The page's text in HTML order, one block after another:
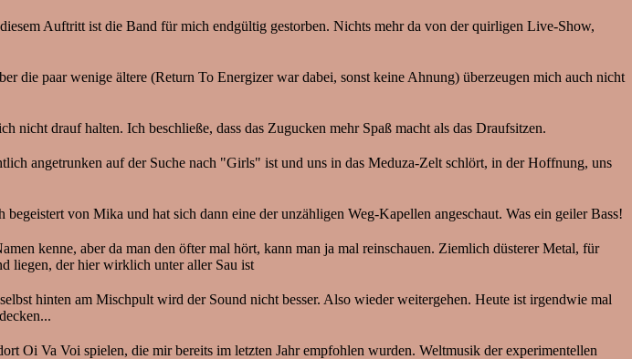
Auftritt ist die Band für mich endgültig gestorben. Nichts mehr da von der quirligen Live-Show,
paar wenige ältere (Return To Energizer war dabei, sonst keine Ahnung) überzeugen mich auch nicht
nicht drauf halten. Ich beschließe, dass das Zugucken mehr Spaß macht als das Draufsitzen.
angetrunken auf der Suche nach "Girls" ist und uns in das Meduza-Zelt schlört, in der Hoffnung, uns
von Mika und hat sich dann eine der unzähligen Weg-Kapellen angeschaut. Was ein geiler Bass!
kenne, aber da man den öfter mal hört, kann man ja mal reinschauen. Ziemlich düsterer Metal, für
liegen, der hier wirklich unter aller Sau ist
hinten am Mischpult wird der Sound nicht besser. Also wieder weitergehen. Heute ist irgendwie mal
Oi Va Voi spielen, die mir bereits im letzten Jahr empfohlen wurden. Weltmusik der experimentellen